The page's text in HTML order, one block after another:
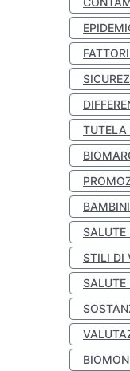
TUTELA
BAMBINI
SALUTE
STILI DI
SALUTE